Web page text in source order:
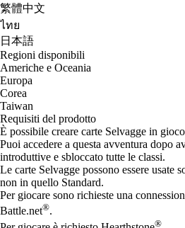
繁體中文
ไทย
日本語
Regioni disponibili
Americhe e Oceania
Europa
Corea
Taiwan
Requisiti del prodotto
È possibile creare carte Selvagge in
Puoi accedere a questa avventura dopo
introduttive e sbloccato tutte le classi.
Le carte Selvagge possono essere usate
non in quello Standard.
Per giocare sono richieste una
Battle.net®.
®